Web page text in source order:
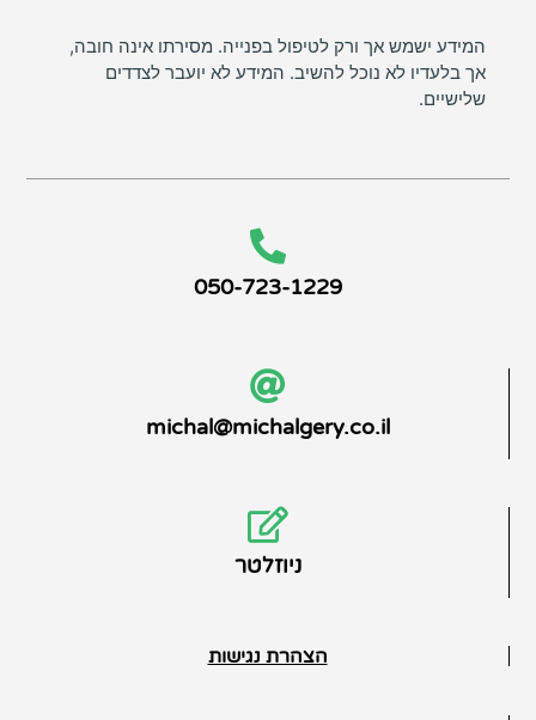
המידע ישמש אך ורק לטיפול בפנייה. מסירתו אינה חובה,
אך בלעדיו לא נוכל להשיב. המידע לא יועבר לצדדים
שלישיים.
050-723-1229
michal@michalgery.co.il
ניוזלטר
הצהרת נגישות